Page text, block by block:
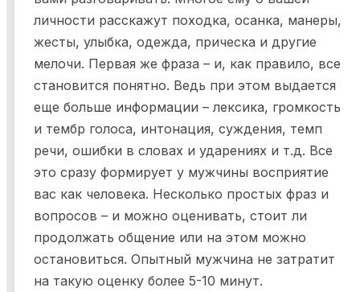
личности расскажут походка, осанка, манеры,
жесты, улыбка, одежда, прическа и другие
мелочи. Первая же фраза – и, как правило, все
становится понятно. Ведь при этом выдается
еще больше информации – лексика, громкость
и тембр голоса, интонация, суждения, темп
речи, ошибки в словах и ударениях и т.д. Все
это сразу формирует у мужчины восприятие
вас как человека. Несколько простых фраз и
вопросов – и можно оценивать, стоит ли
продолжать общение или на этом можно
остановиться. Опытный мужчина не затратит
на такую оценку более 5-10 минут.